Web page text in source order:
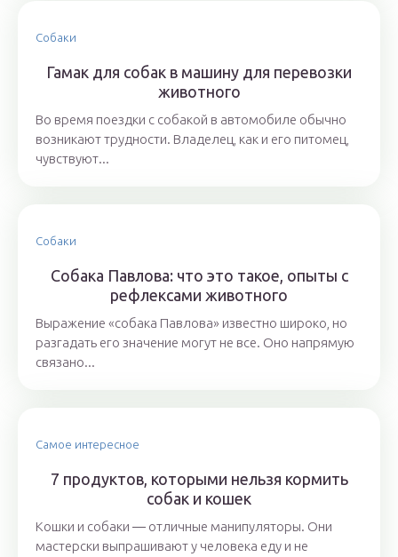
Собаки
Гамак для собак в машину для перевозки
животного
Во время поездки с собакой в автомобиле обычно
возникают трудности. Владелец, как и его питомец,
чувствуют...
Собаки
Собака Павлова: что это такое, опыты с
рефлексами животного
Выражение «собака Павлова» известно широко, но
разгадать его значение могут не все. Оно напрямую
связано...
Самое интересное
7 продуктов, которыми нельзя кормить
собак и кошек
Кошки и собаки ― отличные манипуляторы. Они
мастерски выпрашивают у человека еду и не